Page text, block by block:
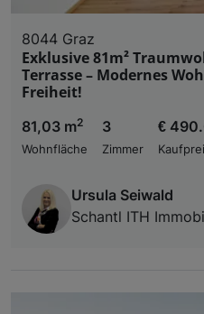
8044 Graz
Exklusive 81m²
Terrasse – Modernes
Freiheit!
81,03 m2
Wohnfläche
3
Zimmer
€
Ursula Seiwald
Schantl ITH